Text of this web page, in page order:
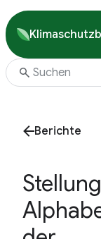
Berichte